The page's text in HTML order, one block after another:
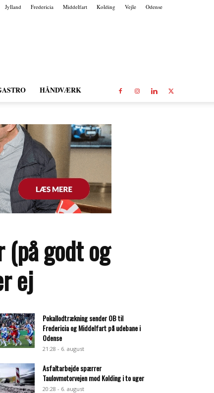
Jylland Fredericia Middelfart Kolding Vejle Odense
HÅNDVÆRK
godt og
ej
Pokallodtrækning sender OB til
Fredericia og Middelfart på udebane i
Odense
21:28 - 6. august
Asfaltarbejde spærrer
Taulovmotorvejen mod Kolding i to uger
20:28 - 6. august